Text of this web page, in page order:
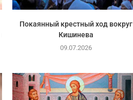
Покаянный крестный ход вокруг
Кишинева
09.07.2026